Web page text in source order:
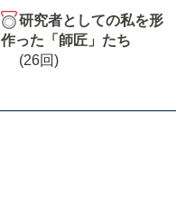
研究者としての私を形
作った「師匠」たち
(26回)